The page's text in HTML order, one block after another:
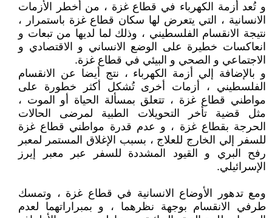
و تُعد أزمة الكهرباء في قطاع غزة ، من أخطر الأزمات
الانسانية ، التي يتعرض لها سكان قطاع غزة باستمرار ،
نتيجة الانقسام الفلسطيني ، وذلك لما لديها من تبعات و
انعاكسات خطيرة على الوضع الانساني و الاقتصادي و
الاجتماعي و الصحي و البيئي في قطاع غزة.
و بالإضافة إلي أزمة الكهرباء ، نتج أيضا عن الانقسام
الفلسطيني ، أزمات أخرى تُشكل أكثر خطورة على
مواطني قطاع غزة ، تتعلق بمسألة الحياة أو الموت ،
مثل قضية تأخر التحويلات الطبية لمرضى الحالات
الحرجة بقطاع غزة ، و عدم قدرة مواطني قطاع غزة
للسفر إلي الخارج للعلاج ، بسبب الإغلاق المستمر لمعبر
رفح البري و القيود المشددة للسفر عبر معبر إيرز
الإسرائيلي.
ومع تدهور الأوضاع الانسانية في قطاع غزة ، وتمسك
طرفي الانقسام بوجهة نظرهما ، و بمبراراتهما لعدم